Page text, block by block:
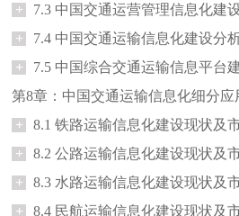
+
7.3 中国交通运营管理信息化建
+
7.4 中国交通运输信息化建设分
+
7.5 中国综合交通运输信息平台
第8章：中国交通运输信息化细分
+
8.1 铁路运输信息化建设现状及
+
8.2 公路运输信息化建设现状及
+
8.3 水路运输信息化建设现状及
+
8.4 民航运输信息化建设现状及